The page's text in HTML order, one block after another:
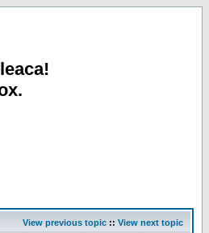
View previous topic :: View next topic